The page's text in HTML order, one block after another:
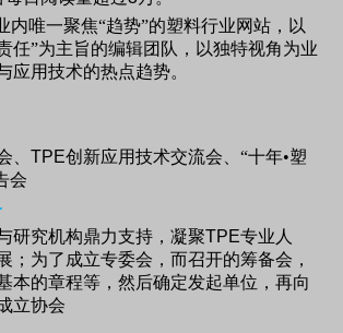
内唯一聚焦“趋势”的塑料行业网站，以
任”为主旨的编辑团队，以独特视角为业
应用技术的热点趋势。
、 TPE创新应用技术交流会、“十年•塑
会
研究机构鼎力支持，凝聚TPE专业人
；为了成立专委会，而召开的筹备会，
本的章程等，然后确定发起单位，再向
立协会